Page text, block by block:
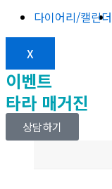
다이어리/캘린더
X
이벤트
타라 매거진
상담하기